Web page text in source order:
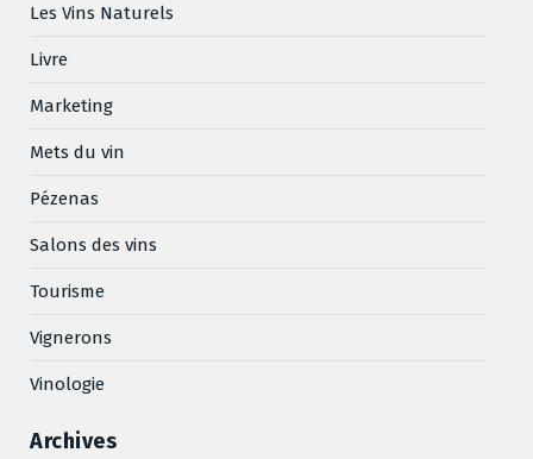
Les Vins Naturels
Livre
Marketing
Mets du vin
Pézenas
Salons des vins
Tourisme
Vignerons
Vinologie
Archives